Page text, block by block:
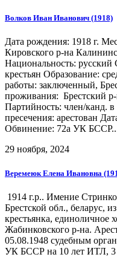
Волков Иван Иванович (1918)
Дата рождения: 1918 г.
Кировского р-на
Национальность:
крестьян Образование:
работы: заключенный,
проживания: Брестский р-
Партийность: член/канд.
пресечения: арестован
Обвинение: 72а УК
29 ноября, 2024
Веремеюк Елена Ивановна
1914 г.р.. Имение
Брестской обл., беларус,
крестьянка, единоличное
Жабинковского р-на.
05.08.1948 судебным
УК БССР на 10 лет ИТЛ, 3